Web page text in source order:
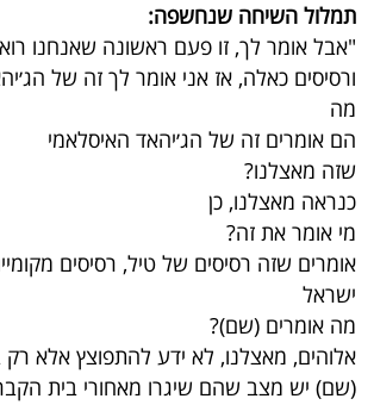
תמלול השיחה שנחשפה:
"אבל אומר לך, זו פעם ראשונה שאנחנו
ורסיסים כאלה, אז אני אומר לך זה של
מה
הם אומרים זה של הג׳יהאד האיסלאמי
שזה מאצלנו?
כנראה מאצלנו, כן
מי אומר את זה?
אומרים שזה רסיסים של טיל, רסיסים
ישראל
מה אומרים (שם)?
אלוהים, מאצלנו, לא ידע להתפוצץ אלא רק
(שם) יש מצב שהם שיגרו מאחורי בית